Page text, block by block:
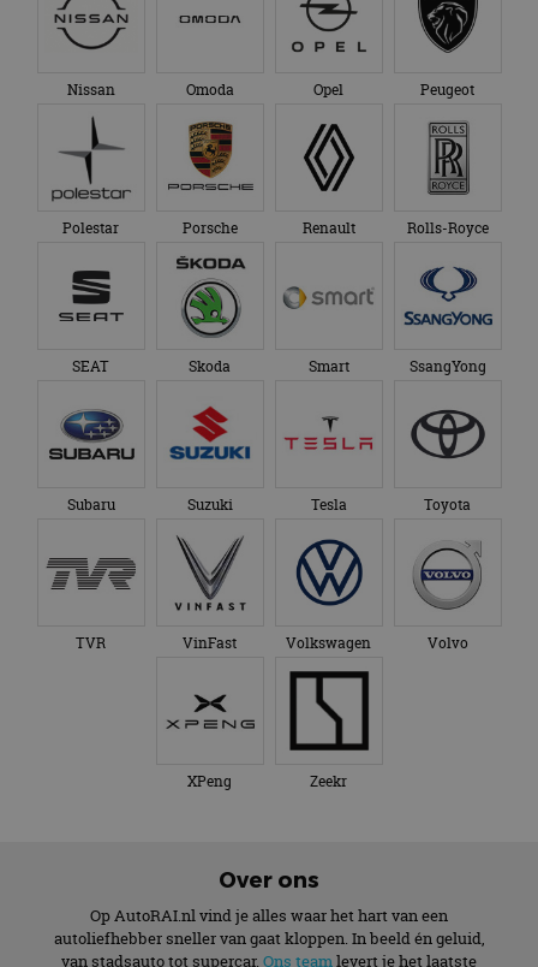
Nissan Omoda Opel Peugeot
Polestar Porsche Renault Rolls-Royce
SEAT Skoda Smart SsangYong
Subaru Suzuki Tesla Toyota
TVR VinFast Volkswagen Volvo
XPeng Zeekr
Over ons
Op AutoRAI.nl vind je alles waar het hart van een
autoliefhebber sneller van gaat kloppen. In beeld én geluid,
van stadsauto tot supercar. Ons team levert je het laatste